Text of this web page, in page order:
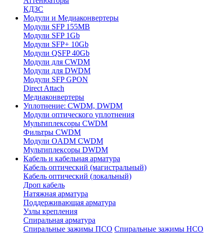
КДЗС
Модули и Медиаконвертеры
Модули SFP 155MB
Модули SFP 1Gb
Модули SFP+ 10Gb
Модули QSFP 40Gb
Модули для CWDM
Модули для DWDM
Модули SFP GPON
Direct Attach
Медиаконвертеры
Уплотнение: CWDM, DWDM
Модули оптического уплотнения
Мультиплексоры CWDM
Фильтры CWDM
Модули OADM CWDM
Мультиплексоры DWDM
Кабель и кабельная арматура
Кабель оптический (магистральный)
Кабель оптический (локальный)
Дроп кабель
Натяжная арматура
Поддерживающая арматура
Узлы крепления
Спиральная арматура
Спиральные зажимы ПСО Спиральные зажимы НСО